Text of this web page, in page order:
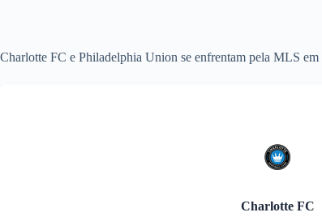
Charlotte FC e Philadelphia Union se enfrentam pela MLS
Charlotte FC